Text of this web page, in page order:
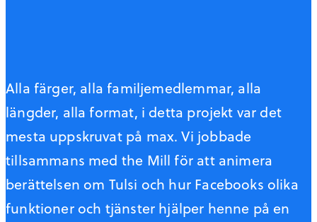
Alla färger, alla familjemedlemmar, alla
längder, alla format, i detta projekt var det
mesta uppskruvat på max. Vi jobbade
tillsammans med the Mill för att animera
berättelsen om Tulsi och hur Facebooks olika
funktioner och tjänster hjälper henne på en